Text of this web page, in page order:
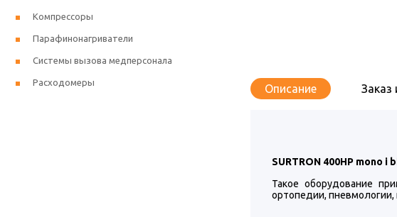
Описание Заказ
SURTRON 400HP mono i
Такое оборудование
ортопедии, пневмологии,
Компрессоры
Парафинонагриватели
Системы вызова медперсонала
Расходомеры